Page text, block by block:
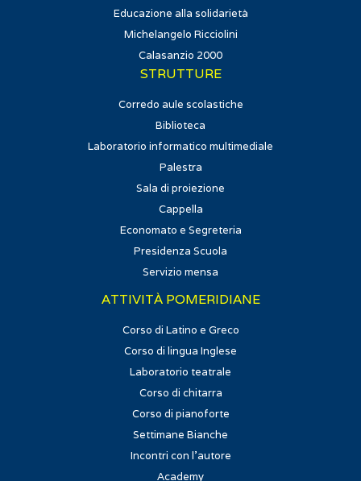
Educazione alla solidarietà
Michelangelo Ricciolini
Calasanzio 2000
STRUTTURE
Corredo aule scolastiche
Biblioteca
Laboratorio informatico multimediale
Palestra
Sala di proiezione
Cappella
Economato e Segreteria
Presidenza Scuola
Servizio mensa
ATTIVITÀ POMERIDIANE
Corso di Latino e Greco
Corso di lingua Inglese
Laboratorio teatrale
Corso di chitarra
Corso di pianoforte
Settimane Bianche
Incontri con l'autore
Academy